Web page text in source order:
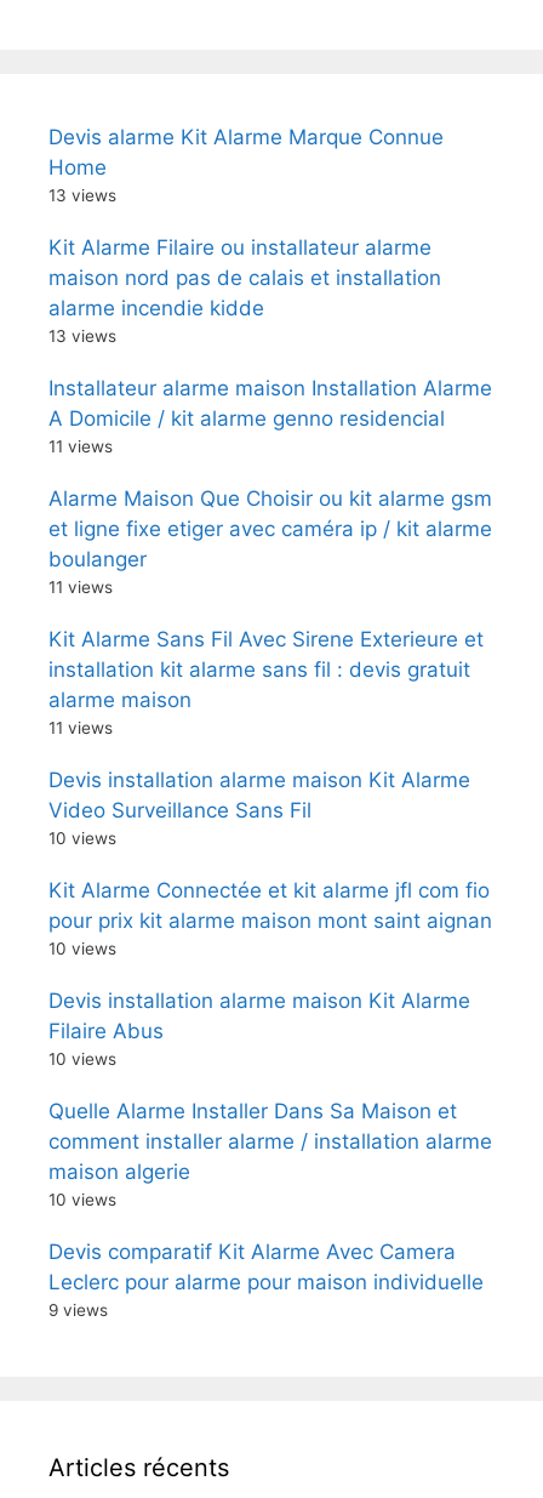
Devis alarme Kit Alarme Marque Connue
Home
13 views
Kit Alarme Filaire ou installateur alarme
maison nord pas de calais et installation
alarme incendie kidde
13 views
Installateur alarme maison Installation Alarme
A Domicile / kit alarme genno residencial
11 views
Alarme Maison Que Choisir ou kit alarme gsm
et ligne fixe etiger avec caméra ip / kit alarme
boulanger
11 views
Kit Alarme Sans Fil Avec Sirene Exterieure et
installation kit alarme sans fil : devis gratuit
alarme maison
11 views
Devis installation alarme maison Kit Alarme
Video Surveillance Sans Fil
10 views
Kit Alarme Connectée et kit alarme jfl com fio
pour prix kit alarme maison mont saint aignan
10 views
Devis installation alarme maison Kit Alarme
Filaire Abus
10 views
Quelle Alarme Installer Dans Sa Maison et
comment installer alarme / installation alarme
maison algerie
10 views
Devis comparatif Kit Alarme Avec Camera
Leclerc pour alarme pour maison individuelle
9 views
Articles récents